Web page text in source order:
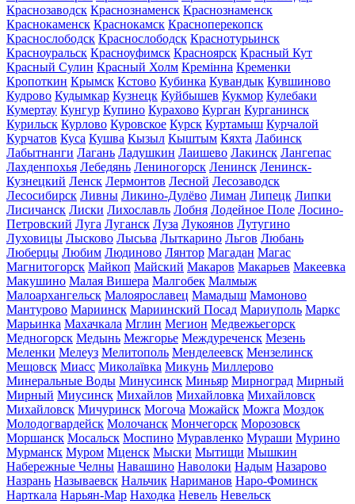
Краснозаводск Краснознаменск Краснознаменск
Краснокаменск Краснокамск Красноперекопск
Краснослободск Краснослободск Краснотурьинск
Красноуральск Красноуфимск Красноярск Красный Кут
Красный Сулин Красный Холм Кремінна Кременки
Кропоткин Крымск Кстово Кубинка Кувандык Кувшиново
Кудрово Кудымкар Кузнецк Куйбышев Кукмор Кулебаки
Кумертау Кунгур Купино Курахово Курган Курганинск
Курильск Курлово Куровское Курск Куртамыш Курчалой
Курчатов Куса Кушва Кызыл Кыштым Кяхта Лабинск
Лабытнанги Лагань Ладушкин Лаишево Лакинск Лангепас
Лахденпохья Лебедянь Лениногорск Ленинск Ленинск-
Кузнецкий Ленск Лермонтов Лесной Лесозаводск
Лесосибирск Ливны Ликино-Дулёво Лиман Липецк Липки
Лисичанск Лиски Лихославль Лобня Лодейное Поле Лосино-
Петровский Луга Луганск Луза Лукоянов Лутугино
Луховицы Лысково Лысьва Лыткарино Льгов Любань
Люберцы Любим Людиново Лянтор Магадан Магас
Магнитогорск Майкоп Майский Макаров Макарьев Макеевка
Макушино Малая Вишера Малгобек Малмыж
Малоархангельск Малоярославец Мамадыш Мамоново
Мантурово Мариинск Мариинский Посад Мариуполь Маркс
Марьинка Махачкала Мглин Мегион Медвежьегорск
Медногорск Медынь Межгорье Междуреченск Мезень
Меленки Мелеуз Мелитополь Менделеевск Мензелинск
Мещовск Миасс Миколаївка Микунь Миллерово
Минеральные Воды Минусинск Миньяр Мирноград Мирный
Мирный Миусинск Михайлов Михайловка Михайловск
Михайловск Мичуринск Могоча Можайск Можга Моздок
Молодогвардейск Молочанск Мончегорск Морозовск
Моршанск Мосальск Моспино Муравленко Мураши Мурино
Мурманск Муром Мценск Мыски Мытищи Мышкин
Набережные Челны Навашино Наволоки Надым Назарово
Назрань Называевск Нальчик Нариманов Наро-Фоминск
Нарткала Нарьян-Мар Находка Невель Невельск